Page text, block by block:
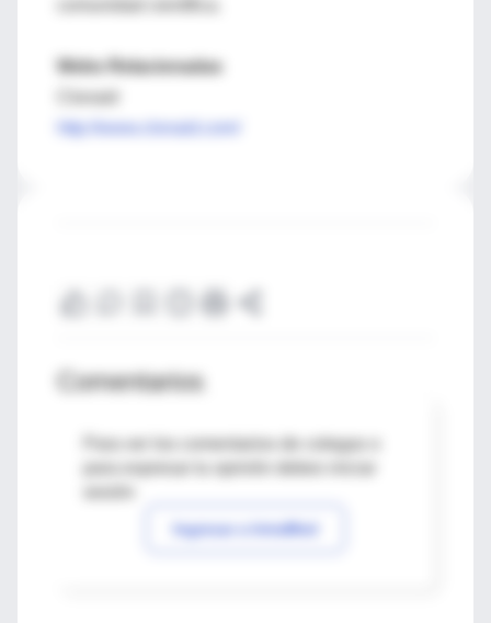
Webs Relacionadas
Comentarios
Para ver los comentarios de colegas o
Ingresar a IntraMed